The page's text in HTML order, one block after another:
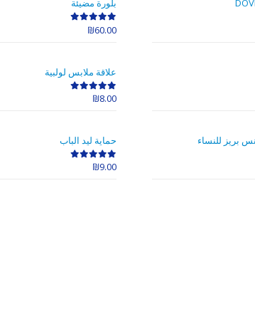
بريز للنساء
بلورة مضيئة
0
out of 5
₪60.00
علاقة ملابس لولبية
0
out of 5
₪8.00
حماية ليد الباب
0
out of 5
₪9.00